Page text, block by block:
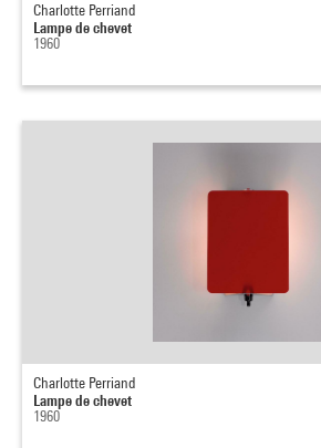
Charlotte Perriand
Lampe de chevet
1960
Charlotte Perriand
Lampe de chevet
1960